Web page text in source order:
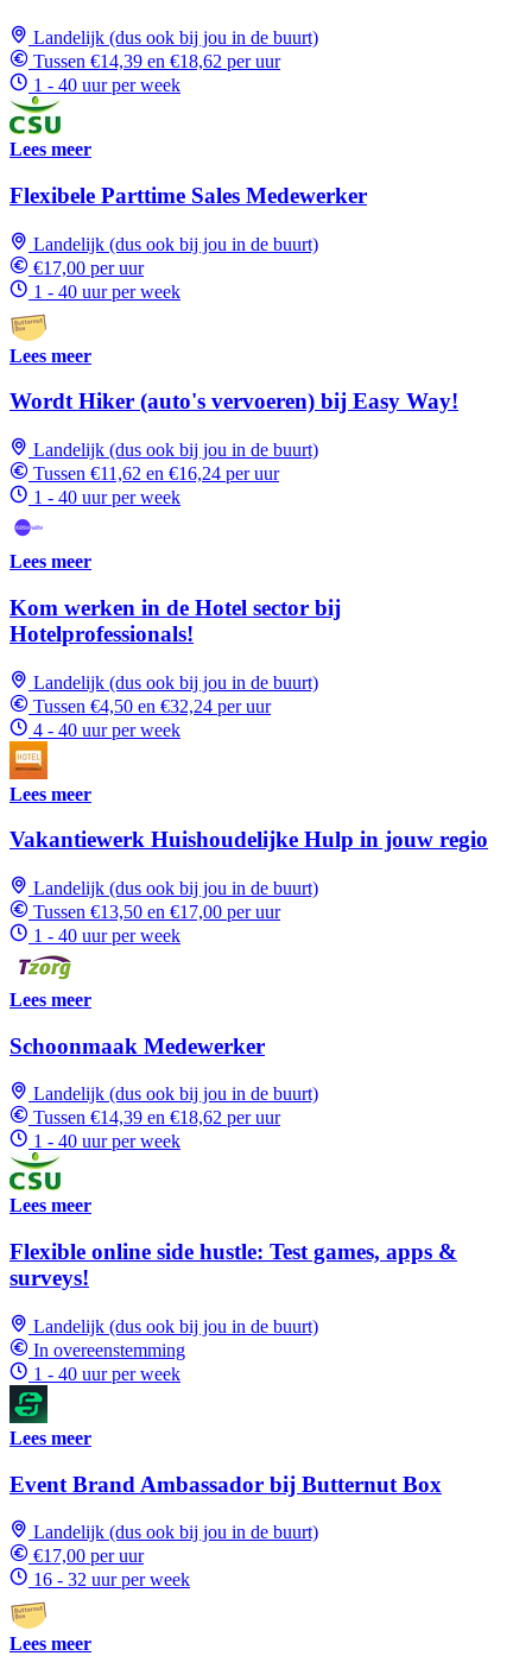
Landelijk (dus ook bij jou in de buurt)
Tussen €14,39 en €18,62 per uur
1 - 40 uur per week
Lees meer
Flexibele Parttime Sales Medewerker
Landelijk (dus ook bij jou in de buurt)
€17,00 per uur
1 - 40 uur per week
Lees meer
Wordt Hiker (auto's vervoeren) bij Easy Way!
Landelijk (dus ook bij jou in de buurt)
Tussen €11,62 en €16,24 per uur
1 - 40 uur per week
Lees meer
Kom werken in de Hotel sector bij
Hotelprofessionals!
Landelijk (dus ook bij jou in de buurt)
Tussen €4,50 en €32,24 per uur
4 - 40 uur per week
Lees meer
Vakantiewerk Huishoudelijke Hulp in jouw regio
Landelijk (dus ook bij jou in de buurt)
Tussen €13,50 en €17,00 per uur
1 - 40 uur per week
Lees meer
Schoonmaak Medewerker
Landelijk (dus ook bij jou in de buurt)
Tussen €14,39 en €18,62 per uur
1 - 40 uur per week
Lees meer
Flexible online side hustle: Test games, apps &
surveys!
Landelijk (dus ook bij jou in de buurt)
In overeenstemming
1 - 40 uur per week
Lees meer
Event Brand Ambassador bij Butternut Box
Landelijk (dus ook bij jou in de buurt)
€17,00 per uur
16 - 32 uur per week
Lees meer